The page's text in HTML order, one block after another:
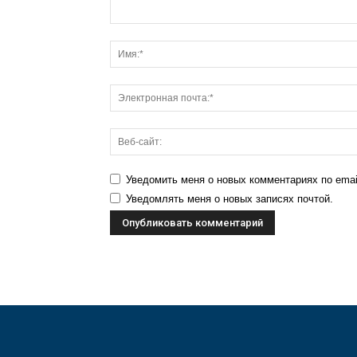
Уведомить меня о новых комментариях по
Уведомлять меня о новых записях почтой.